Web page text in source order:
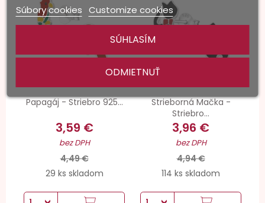
Papagáj - Striebro 925...
3,59 €
bez DPH
4,49 €
29 ks skladom
Strieborná Mačka -
Striebro...
3,96 €
bez DPH
4,94 €
114 ks skladom
Súbory cookies Customize cookies
ODMIETNUŤ
SÚHLASÍM